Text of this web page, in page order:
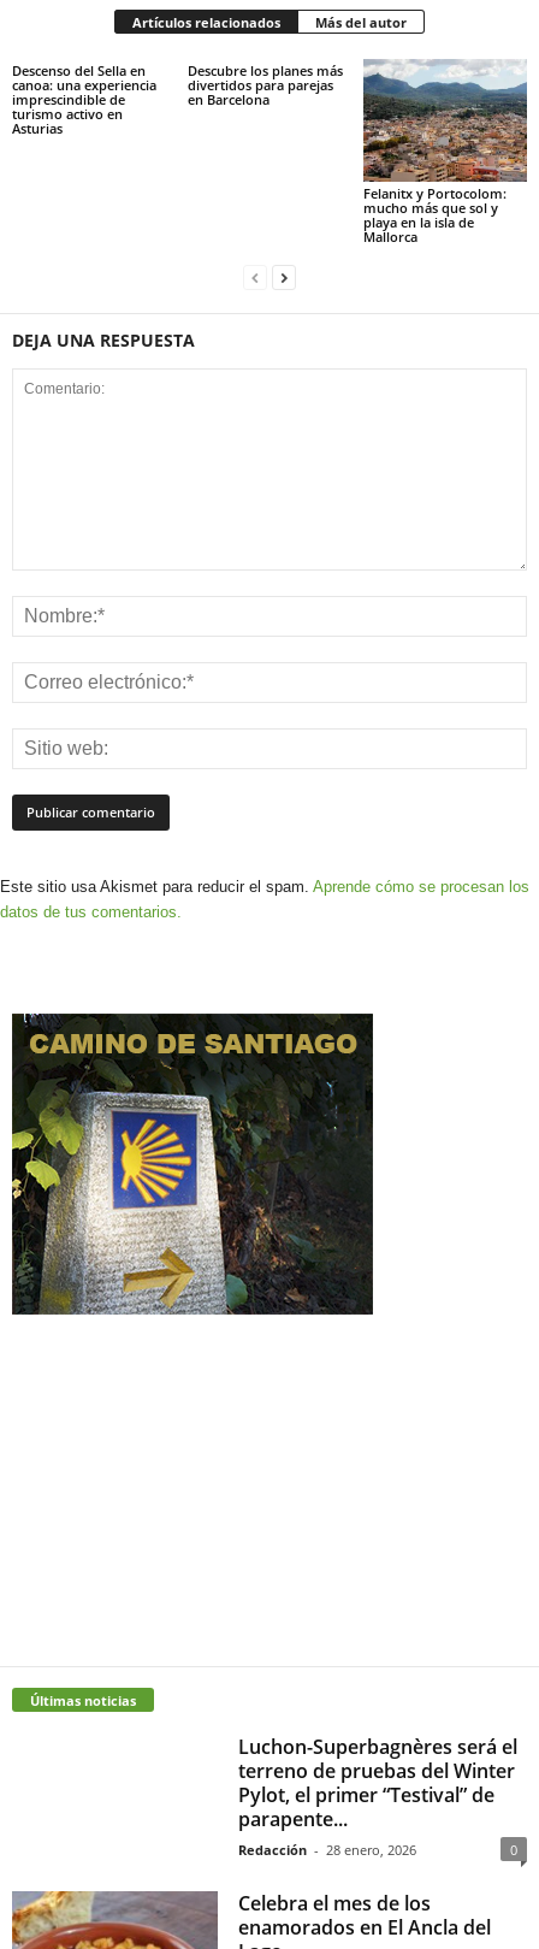
Artículos relacionados Más del autor
Descenso del Sella en
canoa: una experiencia
imprescindible de
turismo activo en
Asturias
Descubre los planes más
divertidos para parejas
en Barcelona
Felanitx y Portocolom:
mucho más que sol y
playa en la isla de
Mallorca
DEJA UNA RESPUESTA
Este sitio usa Akismet para reducir el spam. Aprende cómo se procesan los
datos de tus comentarios.
Últimas noticias
Luchon-Superbagnères será el
terreno de pruebas del Winter
Pylot, el primer “Testival” de
parapente...
Redacción - 28 enero, 2026 0
Celebra el mes de los
enamorados en El Ancla del